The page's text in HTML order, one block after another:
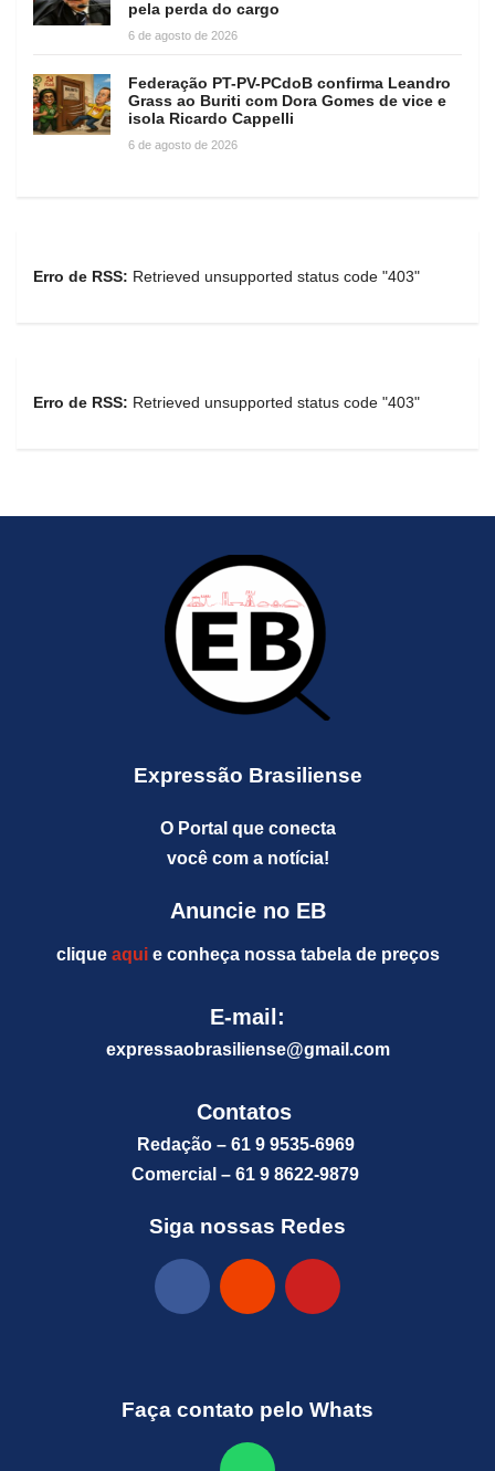
pela perda do cargo
6 de agosto de 2026
Federação PT-PV-PCdoB confirma Leandro
Grass ao Buriti com Dora Gomes de vice e
isola Ricardo Cappelli
6 de agosto de 2026
Erro de RSS: Retrieved unsupported status code "403"
Erro de RSS: Retrieved unsupported status code "403"
Expressão Brasiliense
O Portal que conecta
você com a notícia!
Anuncie no EB
clique aquie conheça nossa tabela de preços
E-mail:
expressaobrasiliense@gmail.com
Contatos
Redação – 61 9 9535-6969
Comercial – 61 9 8622-9879
Siga nossas Redes
Faça contato pelo Whats